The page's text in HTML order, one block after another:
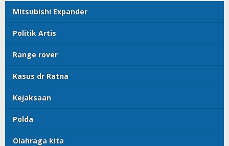
Mitsubishi Expander
Politik Artis
Range rover
Kasus dr Ratna
Kejaksaan
Polda
Olahraga kita